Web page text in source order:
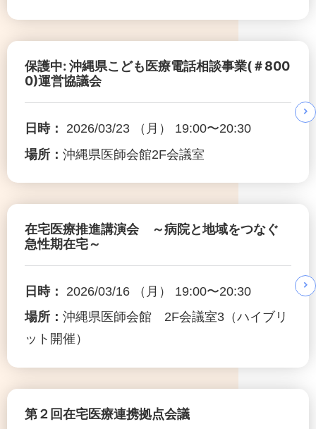
保護中: 沖縄県こども医療電話相談事業(＃800
0)運営協議会
日時：
2026/03/23 （月） 19:00〜20:30
場所： 沖縄県医師会館2F会議室
在宅医療推進講演会 ～病院と地域をつなぐ
急性期在宅～
日時：
2026/03/16 （月） 19:00〜20:30
場所： 沖縄県医師会館 2F会議室3（ハイブリ
ット開催）
第２回在宅医療連携拠点会議